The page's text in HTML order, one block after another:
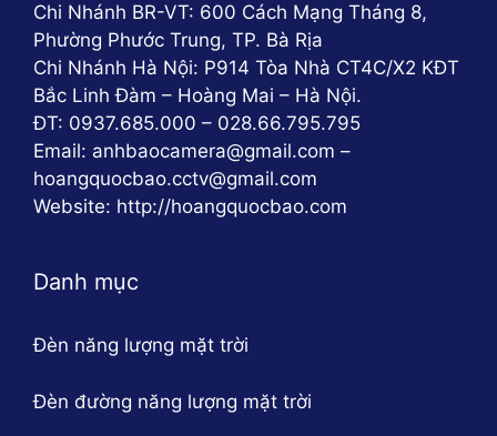
Chi Nhánh BR-VT: 600 Cách Mạng Tháng 8,
Phường Phước Trung, TP. Bà Rịa
Chi Nhánh Hà Nội: P914 Tòa Nhà CT4C/X2 KĐT
Bắc Linh Đàm – Hoàng Mai – Hà Nội.
ĐT: 0937.685.000 – 028.66.795.795
Email: anhbaocamera@gmail.com –
hoangquocbao.cctv@gmail.com
Website: http://hoangquocbao.com
Danh mục
Đèn năng lượng mặt trời
Đèn đường năng lượng mặt trời